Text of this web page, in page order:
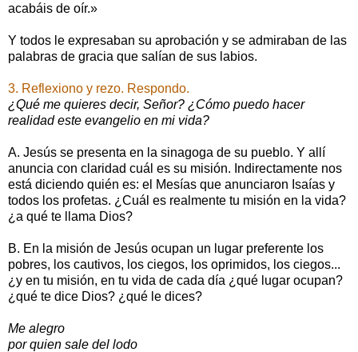
acabáis de oír.»
Y todos le expresaban su aprobación y se admiraban de las
palabras de gracia que salían de sus labios.
3. Reflexiono y rezo. Respondo.
¿Qué me quieres decir, Señor? ¿Cómo puedo hacer
realidad este evangelio en mi vida?
A. Jesús se presenta en la sinagoga de su pueblo. Y allí
anuncia con claridad cuál es su misión. Indirectamente nos
está diciendo quién es: el Mesías que anunciaron Isaías y
todos los profetas. ¿Cuál es realmente tu misión en la vida?
¿a qué te llama Dios?
B. En la misión de Jesús ocupan un lugar preferente los
pobres, los cautivos, los ciegos, los oprimidos, los ciegos...
¿y en tu misión, en tu vida de cada día ¿qué lugar ocupan?
¿qué te dice Dios? ¿qué le dices?
Me alegro
por quien sale del lodo